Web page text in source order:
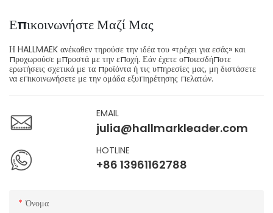
Επικοινωνήστε Μαζί Μας
Η HALLMAEK ανέκαθεν τηρούσε την ιδέα του «τρέχει για εσάς» και
προχωρούσε μπροστά με την εποχή. Εάν έχετε οποιεσδήποτε
ερωτήσεις σχετικά με τα προϊόντα ή τις υπηρεσίες μας, μη διστάσετε
να επικοινωνήσετε με την ομάδα εξυπηρέτησης πελατών.
EMAIL
julia@hallmarkleader.com
HOTLINE
+86 13961162788
Όνομα